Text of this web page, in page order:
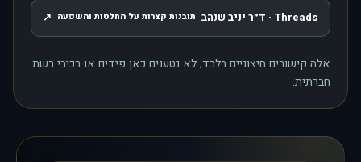
Threads · ד״ר יניב שנהב תובנות קצרות על החלטות והשפעה ↗ , נפתח בחלון חדש
אלה קישורים חיצוניים בלבד; לא נטענים כאן פידים או רכיבי רשת
חברתית.